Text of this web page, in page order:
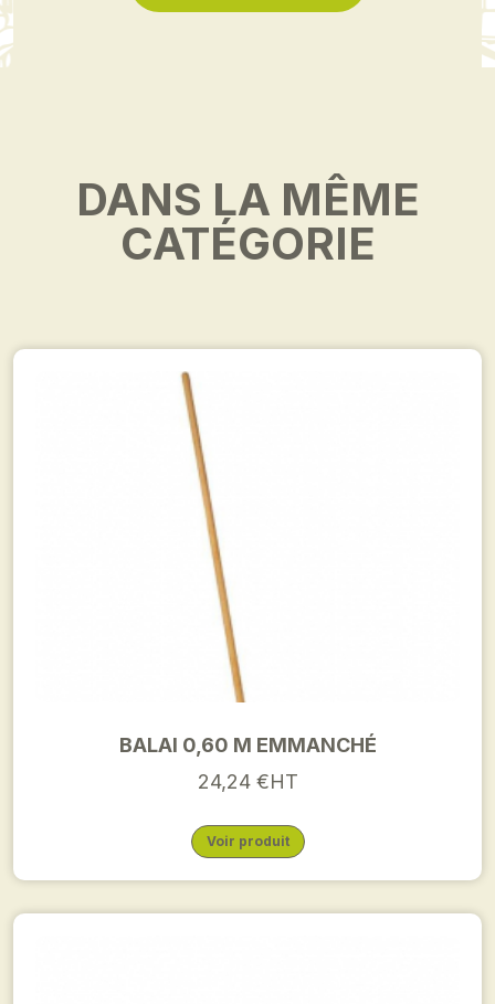
DANS LA MÊME
CATÉGORIE
BALAI 0,60 M EMMANCHÉ
24,24 €HT
Voir produit